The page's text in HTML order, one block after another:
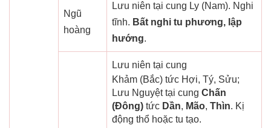
Ngũ
hoàng
Lưu niên tại cung Ly (Nam). Nghi
tĩnh. Bất nghi tu phương, lập
hướng.
Lưu niên tại cung
Khảm (Bắc) tức Hợi, Tý, Sửu;
Lưu Nguyệt tại cung Chấn
(Đông) tức Dần, Mão, Thìn. Kị
động thổ hoặc tu tạo.